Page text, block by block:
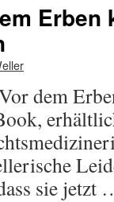
Erben
dem
sie